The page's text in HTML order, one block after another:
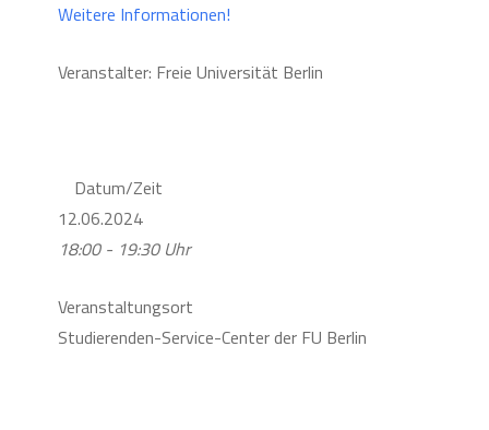
Weitere Informationen!
Veranstalter: Freie Universität Berlin
Datum/Zeit
12.06.2024
18:00 - 19:30 Uhr
Veranstaltungsort
Studierenden-Service-Center der FU Berlin